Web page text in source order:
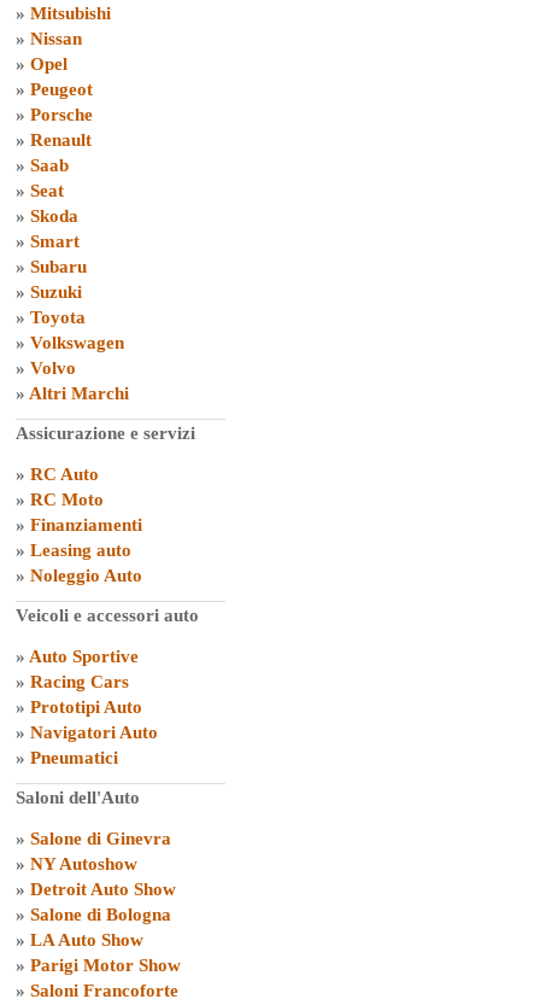
» Mitsubishi
» Nissan
» Opel
» Peugeot
» Porsche
» Renault
» Saab
» Seat
» Skoda
» Smart
» Subaru
» Suzuki
» Toyota
» Volkswagen
» Volvo
» Altri Marchi
Assicurazione e servizi
» RC Auto
» RC Moto
» Finanziamenti
» Leasing auto
» Noleggio Auto
Veicoli e accessori auto
» Auto Sportive
» Racing Cars
» Prototipi Auto
» Navigatori Auto
» Pneumatici
Saloni dell'Auto
» Salone di Ginevra
» NY Autoshow
» Detroit Auto Show
» Salone di Bologna
» LA Auto Show
» Parigi Motor Show
» Saloni Francoforte